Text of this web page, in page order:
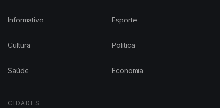
Informativo Esporte
Cultura Política
Saúde Economia
CIDADES